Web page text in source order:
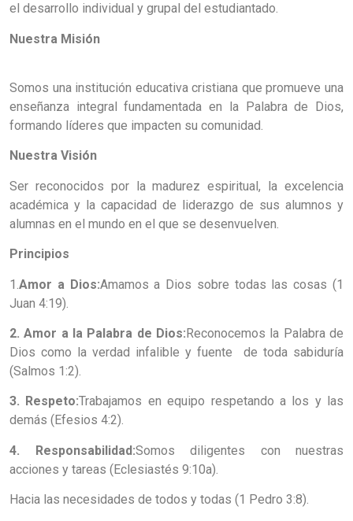
el desarrollo individual y grupal del estudiantado.
Nuestra Misión
Somos una institución educativa cristiana que promueve una
enseñanza integral fundamentada en la Palabra de Dios,
formando líderes que impacten su comunidad.
Nuestra Visión
Ser reconocidos por la madurez espiritual, la excelencia
académica y la capacidad de liderazgo de sus alumnos y
alumnas en el mundo en el que se desenvuelven.
Principios
1. Amor a Dios:Amamos a Dios sobre todas las cosas (1
Juan 4:19).
2. Amor a la Palabra de Dios:Reconocemos la Palabra de
Dios como la verdad infalible y fuente de toda sabiduría
(Salmos 1:2).
3. Respeto:Trabajamos en equipo respetando a los y las
demás (Efesios 4:2).
4. Responsabilidad:Somos diligentes con nuestras
acciones y tareas (Eclesiastés 9:10a).
Hacia las necesidades de todos y todas (1 Pedro 3:8).